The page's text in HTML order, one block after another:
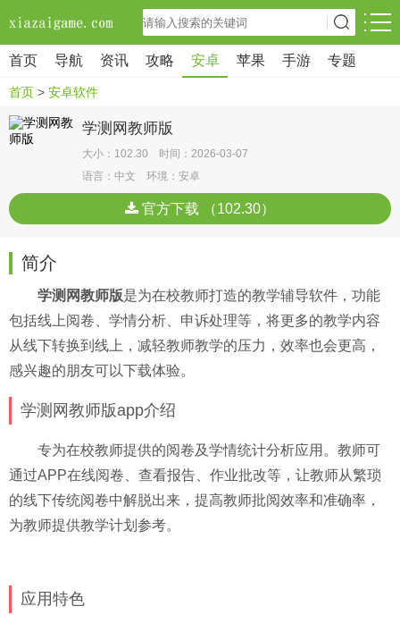
首页 导航 资讯 攻略 安卓 苹果 手游 专题
首页 > 安卓软件
学测网教师版
大小：102.30 时间：2026-03-07
语言：中文 环境：安卓
官方下载 （102.30）
简介
学测网教师版是为在校教师打造的教学辅导软件，功能
包括线上阅卷、学情分析、申诉处理等，将更多的教学内容
从线下转换到线上，减轻教师教学的压力，效率也会更高，
感兴趣的朋友可以下载体验。
学测网教师版app介绍
专为在校教师提供的阅卷及学情统计分析应用。教师可
通过APP在线阅卷、查看报告、作业批改等，让教师从繁琐
的线下传统阅卷中解脱出来，提高教师批阅效率和准确率，
为教师提供教学计划参考。
应用特色